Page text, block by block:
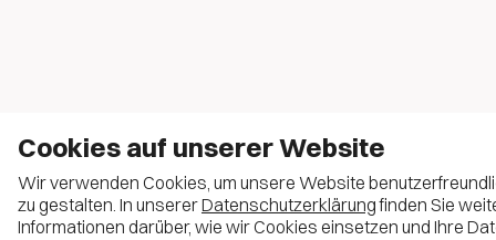
Cookies auf unserer Website
Wir verwenden Cookies, um unsere Website
zu gestalten. In unsererDatenschutzerklärungfinden Sie
Informationen darüber, wie wir Cookies einsetzen und Ihre